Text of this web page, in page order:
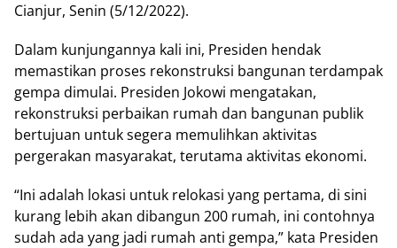
Cianjur, Senin (5/12/2022).
Dalam kunjungannya kali ini, Presiden hendak
memastikan proses rekonstruksi bangunan terdampak
gempa dimulai. Presiden Jokowi mengatakan,
rekonstruksi perbaikan rumah dan bangunan publik
bertujuan untuk segera memulihkan aktivitas
pergerakan masyarakat, terutama aktivitas ekonomi.
“Ini adalah lokasi untuk relokasi yang pertama, di sini
kurang lebih akan dibangun 200 rumah, ini contohnya
sudah ada yang jadi rumah anti gempa,” kata Presiden